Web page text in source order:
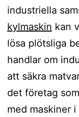
industriella
kylmaskin kan
lösa plötsliga
handlar om
att säkra
det företag
med maskiner